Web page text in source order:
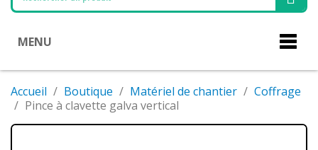
MENU
Accueil Boutique Matériel de chantier
Coffrage
Pince à clavette galva vertical